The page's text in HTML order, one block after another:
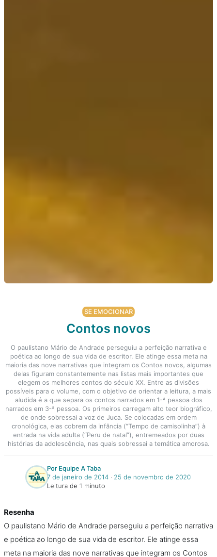
SE EMOCIONAR
Contos novos
O paulistano Mário de Andrade perseguiu a perfeição narrativa e
poética ao longo de sua vida de escritor. Ele atinge essa meta na
maioria das nove narrativas que integram os Contos novos, algumas
delas figuram constantemente nas listas mais importantes que
elegem os melhores contos do século XX. Entre as divisões
possíveis para o volume, com o objetivo de orientar a leitura, a mais
aludida é a que separa os contos narrados em 1-ª pessoa dos
narrados em 3-ª pessoa. Os primeiros carregam alto teor biográfico,
de onde sobressai a voz de Juca. Se colocadas em ordem
cronológica, elas cobrem da infância (“Tempo de camisolinha”) à
entrada na vida adulta (“Peru de natal”), entremeados por duas
histórias da adolescência, nas quais sobressai a temática amorosa.
Por Equipe A Taba
7 de janeiro de 2014‧ 25 de novembro de 2020
Leitura de 1 minuto
Resenha
O paulistano Mário de Andrade perseguiu a perfeição narrativa
e poética ao longo de sua vida de escritor. Ele atinge essa
meta na maioria das nove narrativas que integram os Contos